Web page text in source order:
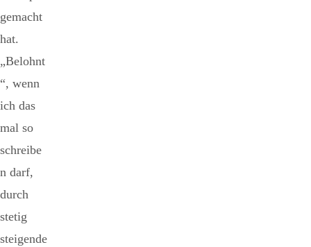
gemacht
hat.
„Belohnt
“, wenn
ich das
mal so
schreibe
n darf,
durch
stetig
steigende